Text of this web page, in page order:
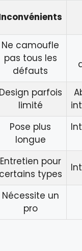
Ne camoufle
pas tous les
défauts
Design parfois
limité
Pose plus
longue
Entretien pour
certains types
Nécessite un
pro